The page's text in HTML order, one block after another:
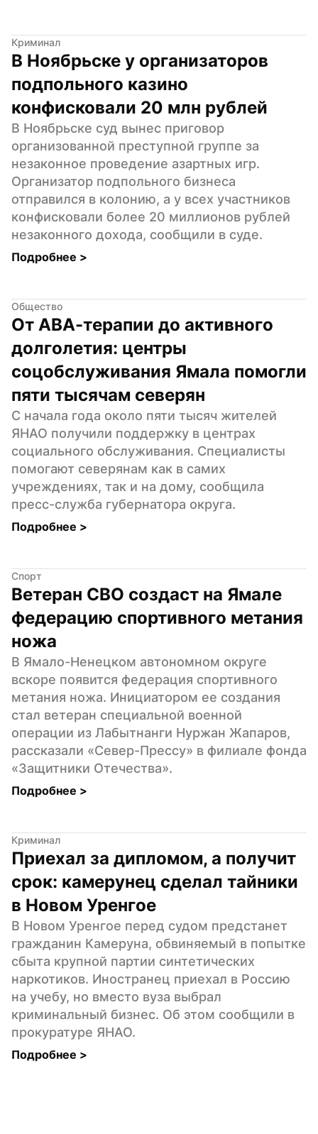
Криминал
В Ноябрьске у организаторов
подпольного казино
конфисковали 20 млн рублей
В Ноябрьске суд вынес приговор
организованной преступной группе за
незаконное проведение азартных игр.
Организатор подпольного бизнеса
отправился в колонию, а у всех участников
конфисковали более 20 миллионов рублей
незаконного дохода, сообщили в суде.
Подробнее >
Общество
От АВА-терапии до активного
долголетия: центры
соцобслуживания Ямала помогли
пяти тысячам северян
С начала года около пяти тысяч жителей
ЯНАО получили поддержку в центрах
социального обслуживания. Специалисты
помогают северянам как в самих
учреждениях, так и на дому, сообщила
пресс-служба губернатора округа.
Подробнее >
Спорт
Ветеран СВО создаст на Ямале
федерацию спортивного метания
ножа
В Ямало-Ненецком автономном округе
вскоре появится федерация спортивного
метания ножа. Инициатором ее создания
стал ветеран специальной военной
операции из Лабытнанги Нуржан Жапаров,
рассказали «Север-Прессу» в филиале фонда
«Защитники Отечества».
Подробнее >
Криминал
Приехал за дипломом, а получит
срок: камерунец сделал тайники
в Новом Уренгое
В Новом Уренгое перед судом предстанет
гражданин Камеруна, обвиняемый в попытке
сбыта крупной партии синтетических
наркотиков. Иностранец приехал в Россию
на учебу, но вместо вуза выбрал
криминальный бизнес. Об этом сообщили в
прокуратуре ЯНАО.
Подробнее >